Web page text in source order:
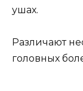
ушах.
Различают
головных